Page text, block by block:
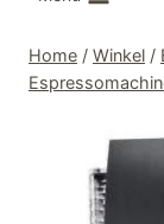
Home / Winkel /